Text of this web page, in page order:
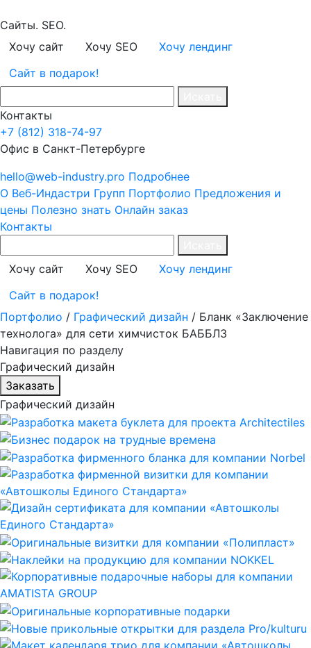
Сайты. SEO.
Хочу сайт
Хочу SEO
Хочу лендинг
Сайт в подарок!
Контакты
+7 (812) 318-74-97
Офис в Санкт-Петербурге
hello@web-industry.pro Подробнее
О Веб-Индастри Групп Портфолио Предложения и
цены Полезно знать Онлайн заказ
Контакты
Хочу сайт
Хочу SEO
Хочу лендинг
Сайт в подарок!
Портфолио / Графический дизайн / Бланк «Заключение
технолога» для сети химчисток БАББЛЗ
Заказать
Графический дизайн
Навигация по разделу
Графический дизайн